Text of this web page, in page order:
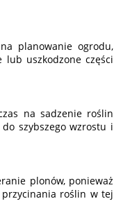
planowanie ogrodu,
uszkodzone części
na sadzenie roślin
szybszego wzrostu i
plonów, ponieważ
przycinania roślin w tej